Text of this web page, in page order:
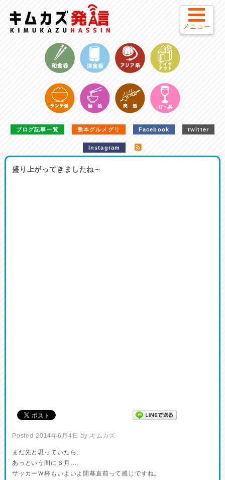
ブログ記事一覧 熊本グルメグリ Facebook twitter
Instagram
盛り上がってきましたね～
Posted 2014年6月4日 by キムカズ
まだ先と思っていたら、
あっという間に６月…。
サッカーＷ杯もいよいよ開幕直前って感じですね。
メニュー